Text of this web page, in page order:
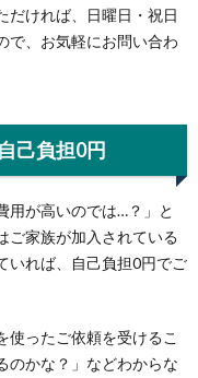
だければ、日曜日・祝日
で、お気軽にお問い合わ
己負担0円
用が高いのでは…？」と
ご家族が加入されている
いれば、自己負担0円でご
使ったご依頼を受けるこ
のかな？」などわからな